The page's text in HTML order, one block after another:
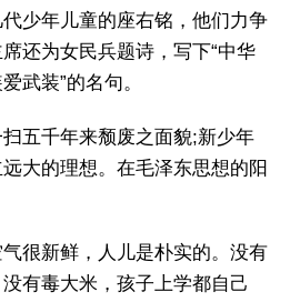
少年儿童的座右铭，他们力争
还为女民兵题诗，写下“中华
武装”的名句。
五千年来颓废之面貌;新少年
大的理想。在毛泽东思想的阳
很新鲜，人儿是朴实的。没有
有毒大米，孩子上学都自己